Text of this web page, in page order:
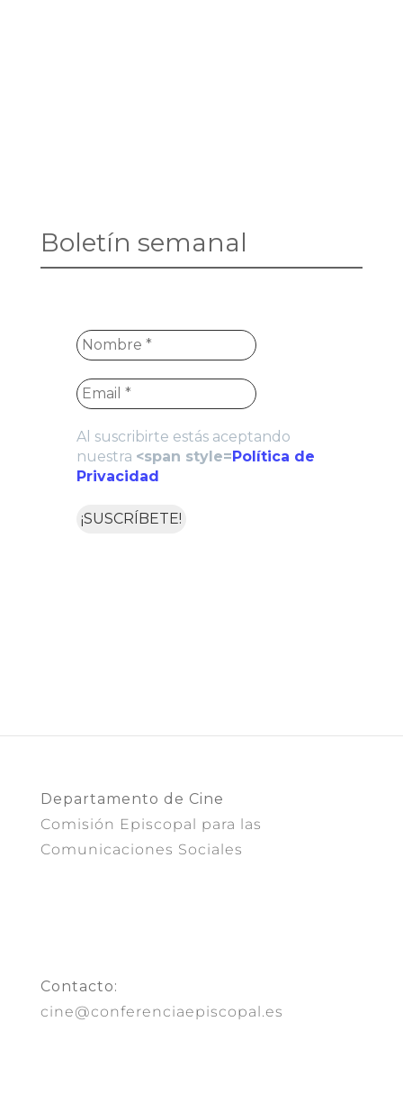
Boletín semanal
Al suscribirte estás aceptando
nuestra <span style=Política de
Privacidad
Departamento de Cine
Comisión Episcopal para las
Comunicaciones Sociales
Contacto:
cine@conferenciaepiscopal.es